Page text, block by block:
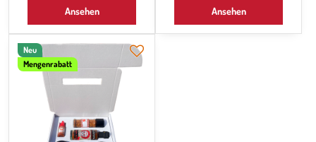
Ansehen Ansehen
Neu
Mengenrabatt